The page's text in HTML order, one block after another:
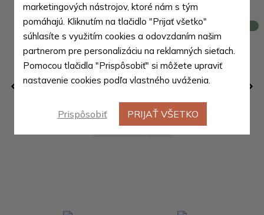
marketingových nástrojov, ktoré nám s tým
pomáhajú. Kliknutím na tlačidlo "Prijať všetko"
súhlasíte s využitím cookies a odovzdaním našim
partnerom pre personalizáciu na reklamných sieťach.
Pomocou tlačidla "Prispôsobiť" si môžete upraviť
nastavenie cookies podľa vlastného uváženia.
Prispôsobiť PRIJAŤ VŠETKO